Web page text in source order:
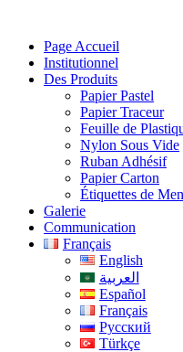
Page Accueil
Institutionnel
Des Produits
Papier Pastel
Papier Traceur
Feuille de
Nylon Sous Vide
Ruban Adhésif
Papier Carton
Étiquettes de
Galerie
Communication
Français
English
العربية
Español
Français
Русский
Türkçe